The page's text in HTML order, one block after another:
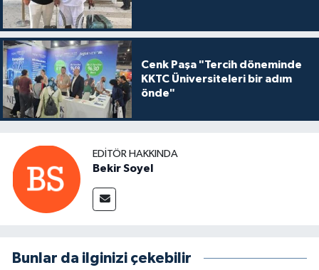
Cenk Paşa "Tercih döneminde
KKTC Üniversiteleri bir adım
önde"
EDITÖR HAKKINDA
Bekir Soyel
Bunlar da ilginizi çekebilir